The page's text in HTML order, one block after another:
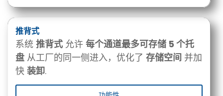
推背式
系统 推背式 允许 每个通道最多可存储 5 个托
盘 从工厂的同一侧进入，优化了 存储空间 并加
快 装卸.